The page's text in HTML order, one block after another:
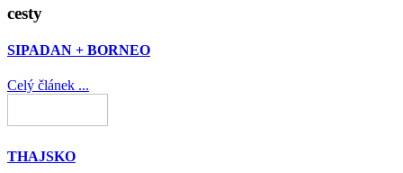
cesty
SIPADAN + BORNEO
Celý článek ...
THAJSKO